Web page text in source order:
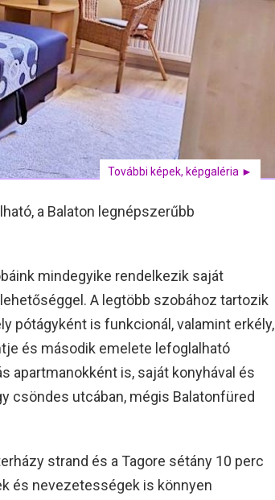
További képek, képgaléria ►
a Balaton legnépszerűbb
mindegyike rendelkezik saját
A legtöbb szobához tartozik
pótágyként is funkcionál, valamint erkély,
és második emelete lefoglalható
apartmanokként is, saját konyhával és
csöndes utcában, mégis Balatonfüred
strand és a Tagore sétány 10 perc
és nevezetességek is könnyen